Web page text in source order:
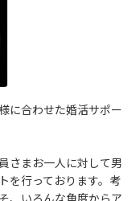
に合わせた婚活サポー
さまお一人に対して男
を行っております。考